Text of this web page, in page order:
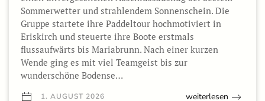
Sommerwetter und strahlendem Sonnenschein. Die
Gruppe startete ihre Paddeltour hochmotiviert in
Eriskirch und steuerte ihre Boote erstmals
flussaufwärts bis Mariabrunn. Nach einer kurzen
Wende ging es mit viel Teamgeist bis zur
wunderschöne Bodense…
1. AUGUST 2026 weiterlesen